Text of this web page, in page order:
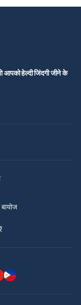
आपको हेल्दी जिंदगी जीने के